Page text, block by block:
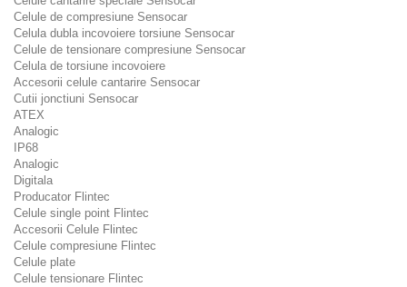
Celule de compresiune Sensocar
Celula dubla incovoiere torsiune Sensocar
Celule de tensionare compresiune Sensocar
Celula de torsiune incovoiere
Accesorii celule cantarire Sensocar
Cutii jonctiuni Sensocar
ATEX
Analogic
IP68
Analogic
Digitala
Producator Flintec
Celule single point Flintec
Accesorii Celule Flintec
Celule compresiune Flintec
Celule plate
Celule tensionare Flintec